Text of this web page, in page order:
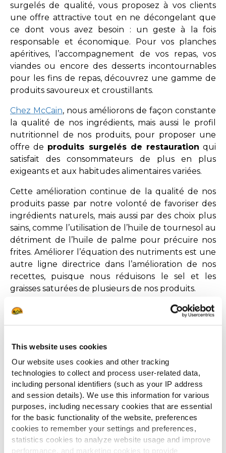
This website uses cookies
Our website uses cookies and other tracking
technologies to collect and process user-related data,
including personal identifiers (such as your IP address
and session details). We use this information for various
purposes, including necessary cookies that are essential
for the basic functionality of the website, preferences
cookies to remember your settings and preferences,
statistics cookies to analyze website usage and improve
performance, and marketing cookies to provide
surgelés de qualité, vous proposez à vos clients
une offre attractive tout en ne décongelant que
ce dont vous avez besoin : un geste à la fois
responsable et économique. Pour vos planches
apéritives, l’accompagnement de vos repas, vos
viandes ou encore des desserts incontournables
pour les fins de repas, découvrez une gamme de
produits savoureux et croustillants.
Chez McCain, nous améliorons de façon constante
la qualité de nos ingrédients, mais aussi le profil
nutritionnel de nos produits, pour proposer une
offre de produits surgelés de restauration qui
satisfait des consommateurs de plus en plus
exigeants et aux habitudes alimentaires variées.
Cette amélioration continue de la qualité de nos
produits passe par notre volonté de favoriser des
ingrédients naturels, mais aussi par des choix plus
sains, comme l’utilisation de l’huile de tournesol au
détriment de l’huile de palme pour précuire nos
frites. Améliorer l’équation des nutriments est une
autre ligne directrice dans l’amélioration de nos
recettes, puisque nous réduisons le sel et les
graisses saturées de plusieurs de nos produits.
Un fournisseur de surgelé
qui privilégie le service
client
Choisir McCain commefournisseur de surgelés
pour la restauration, c’est s’entourer d’un
partenaire fiable qui privilégie le service client.
Pour choisir la solution la plus adaptée à votre
restaurant grâce à des conseils personnalisés, être
conseillé selon l’évolution de vos besoins et
bénéficier d’un suivi par un interlocuteur
privilégié, faites confiance à notre expérience.